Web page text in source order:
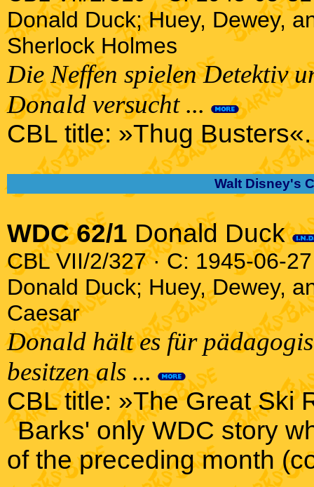
Donald Duck; Huey, Dewey,
Sherlock Holmes
Die Neffen spielen Detektiv
Donald versucht ...
CBL title: »Thug Busters«.
Walt Disney's
WDC 62/1 Donald Duck
CBL VII/2/327 · C: 1945-06-
Donald Duck; Huey, Dewey,
Caesar
Donald hält es für
besitzen als ...
CBL title: »The Great Ski
Barks' only WDC story
of the preceding month